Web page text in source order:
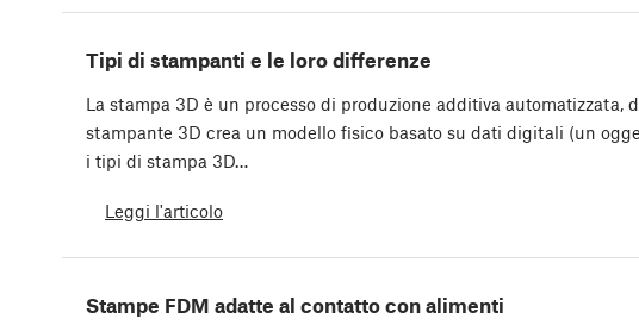
Tipi di stampanti e le loro differenze
La stampa 3D è un processo di produzione additiva automatizzata,
stampante 3D crea un modello fisico basato su dati digitali (un
i tipi di stampa 3D…
Leggi l'articolo
Stampe FDM adatte al contatto con alimenti